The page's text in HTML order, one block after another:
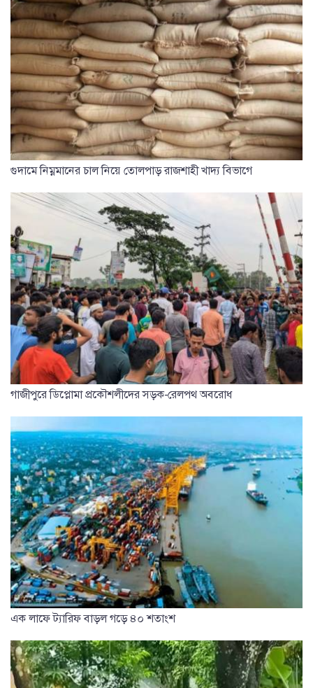
গুদামে নিম্নমানের চাল নিয়ে তোলপাড় রাজশাহী খাদ্য বিভাগে
গাজীপুরে ডিপ্লোমা প্রকৌশলীদের সড়ক-রেলপথ অবরোধ
এক লাফে ট্যারিফ বাড়ল গড়ে ৪০ শতাংশ